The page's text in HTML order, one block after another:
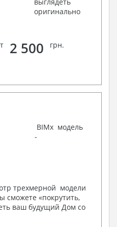
с общими данными
схема системы отопления
и общие данные
ВРУ
план силовых сетей
потенциалов
заземления
оригинально
2 500 грн.
BIMx модель
-
трехмерной модели
сможете «покрутить,
ваш будущий Дом со